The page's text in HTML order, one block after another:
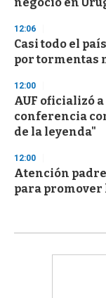
negocio en
12:06
Casi todo el
por tormentas
12:00
AUF oficializó
conferencia
de la leyenda"
12:00
Atención
para promover